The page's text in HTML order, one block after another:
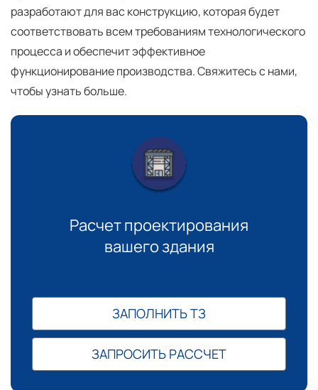
разработают для вас конструкцию, которая будет
соответствовать всем требованиям технологического
процесса и обеспечит эффективное
функционирование производства. Свяжитесь с нами,
чтобы узнать больше.
Расчет проектирования
вашего здания
ЗАПОЛНИТЬ ТЗ
ЗАПРОСИТЬ РАССЧЕТ